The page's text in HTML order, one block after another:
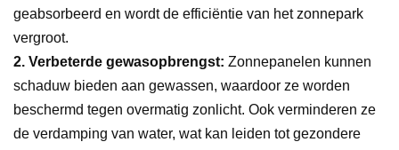
geabsorbeerd en wordt de efficiëntie van het zonnepark
vergroot.
2. Verbeterde gewasopbrengst: Zonnepanelen kunnen
schaduw bieden aan gewassen, waardoor ze worden
beschermd tegen overmatig zonlicht. Ook verminderen ze
de verdamping van water, wat kan leiden tot gezondere